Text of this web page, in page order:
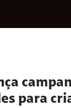
para